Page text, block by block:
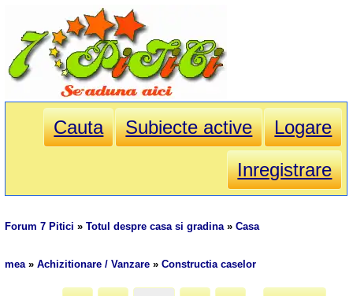
Cauta Subiecte active
Logare
Inregistrare
Forum 7 Pitici »Totul despre casa si gradina»Casa
mea»Achizitionare / Vanzare »Constructia caselor